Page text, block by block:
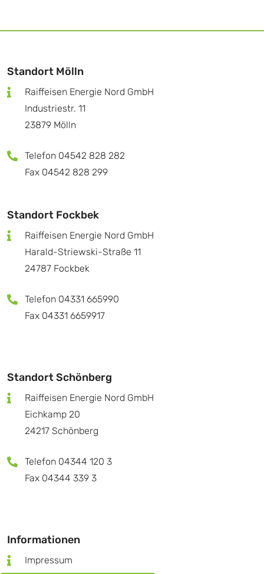
Standort Mölln
Raiffeisen Energie Nord GmbH
Industriestr. 11
23879 Mölln
Telefon 04542 828 282
Fax 04542 828 299
Standort Fockbek
Raiffeisen Energie Nord GmbH
Harald-Striewski-Straße 11
24787 Fockbek
Telefon 04331 665990
Fax 04331 6659917
Standort Schönberg
Raiffeisen Energie Nord GmbH
Eichkamp 20
24217 Schönberg
Telefon 04344 120 3
Fax 04344 339 3
Informationen
Impressum